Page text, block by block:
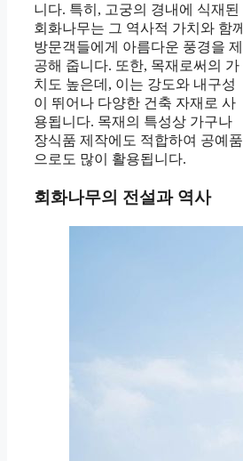
니다. 특히, 고궁의 경내에 식재된
회화나무는 그 역사적 가치와 함께
방문객들에게 아름다운 풍경을 제
공해 줍니다. 또한, 목재로써의 가
치도 높은데, 이는 강도와 내구성
이 뛰어나 다양한 건축 자재로 사
용됩니다. 목재의 특성상 가구나
장식품 제작에도 적합하여 공예품
으로도 많이 활용됩니다.
회화나무의 전설과 역사